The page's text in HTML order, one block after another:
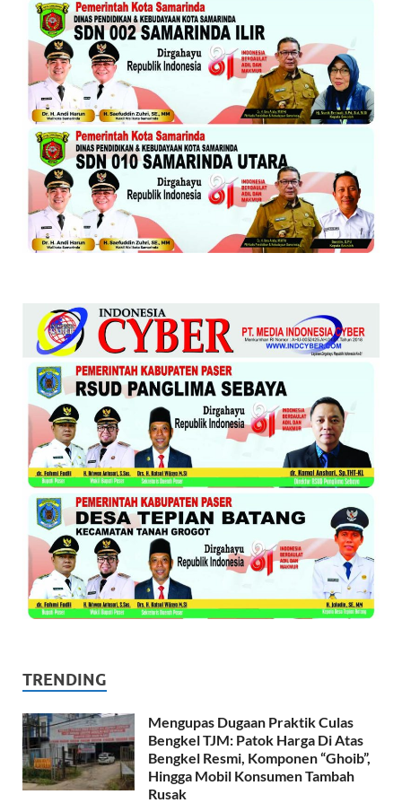
TRENDING
Mengupas Dugaan Praktik Culas
Bengkel TJM: Patok Harga Di Atas
Bengkel Resmi, Komponen “Ghoib”,
Hingga Mobil Konsumen Tambah
Rusak